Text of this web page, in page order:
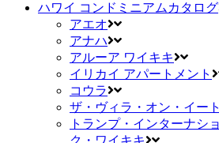
ハワイ コンドミニアムカタログ
アエオ
アナハ
アルーア ワイキキ
イリカイ アパートメント
コウラ
ザ・ヴィラ・オン・イー
トランプ・インターナシ
ク・ワイキキ